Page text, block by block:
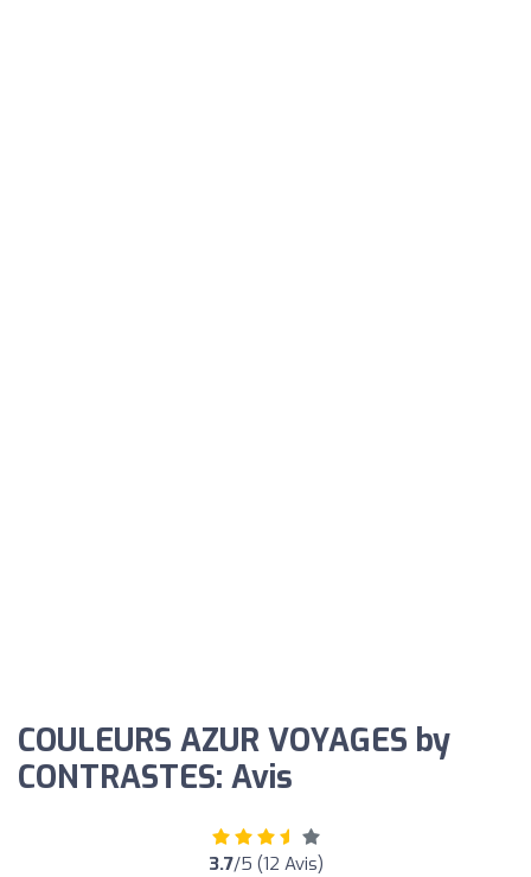
COULEURS AZUR VOYAGES by
CONTRASTES: Avis
3.7/5 (12 Avis)